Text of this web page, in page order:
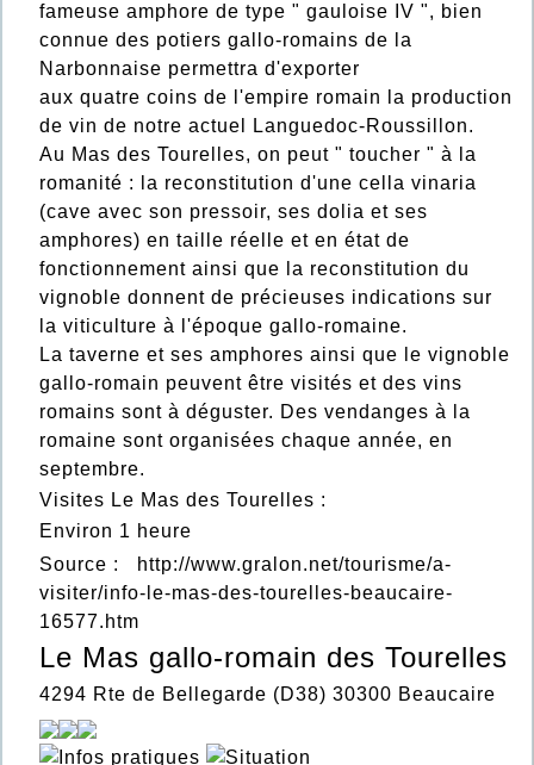
fameuse amphore de type " gauloise IV ", bien
connue des potiers gallo-romains de la
Narbonnaise permettra d'exporter
aux quatre coins de l'empire romain la production
de vin de notre actuel Languedoc-Roussillon.
Au Mas des Tourelles, on peut " toucher " à la
romanité : la reconstitution d'une cella vinaria
(cave avec son pressoir, ses dolia et ses
amphores) en taille réelle et en état de
fonctionnement ainsi que la reconstitution du
vignoble donnent de précieuses indications sur
la viticulture à l'époque gallo-romaine.
La taverne et ses amphores ainsi que le vignoble
gallo-romain peuvent être visités et des vins
romains sont à déguster. Des vendanges à la
romaine sont organisées chaque année, en
septembre.
Visites Le Mas des Tourelles :
Environ 1 heure
Source :
http://www.gralon.net/tourisme/a-
visiter/info-le-mas-des-tourelles-beaucaire-
16577.htm
Le Mas gallo-romain des Tourelles
4294 Rte de Bellegarde (D38) 30300 Beaucaire